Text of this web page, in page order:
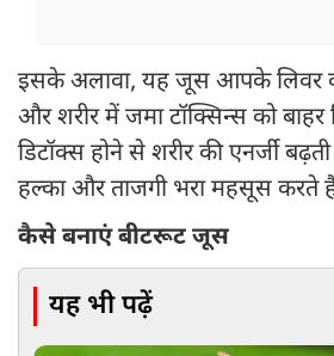
इसके अलावा, यह जूस आपके लिवर
और शरीर में जमा टॉक्सिन्स को बाहर
डिटॉक्स होने से शरीर की एनर्जी
हल्का और ताजगी भरा महसूस करते
कैसे बनाएं बीटरूट जूस
यह भी पढ़ें